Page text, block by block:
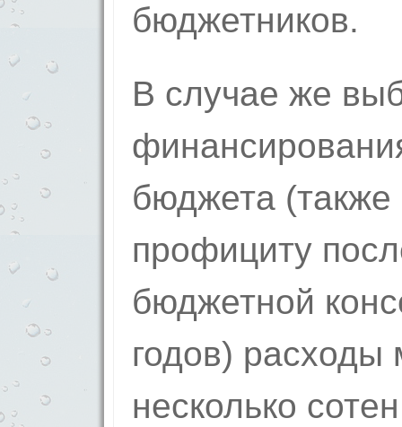
бюджетников.
В случае же
бюджета (также
профициту
бюджетной
годов) расходы
несколько